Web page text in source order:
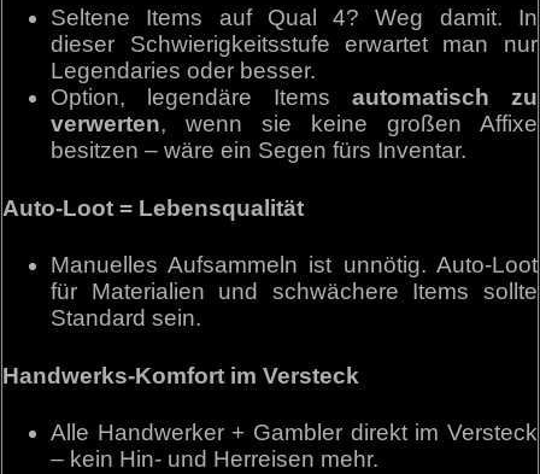
Seltene Items auf Qual 4? Weg damit. In
dieser Schwierigkeitsstufe erwartet man nur
Legendaries oder besser.
Option, legendäre Items automatisch zu
verwerten, wenn sie keine großen Affixe
besitzen – wäre ein Segen fürs Inventar.
Auto-Loot = Lebensqualität
Manuelles Aufsammeln ist unnötig. Auto-Loot
für Materialien und schwächere Items sollte
Standard sein.
Handwerks-Komfort im Versteck
Alle Handwerker + Gambler direkt im Versteck
– kein Hin- und Herreisen mehr.